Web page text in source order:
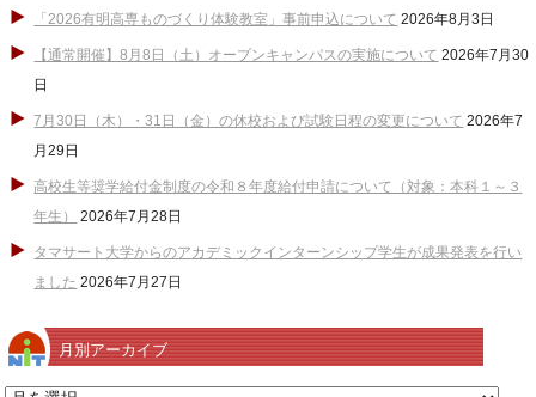
「2026有明高専ものづくり体験教室」事前申込について 2026年8月3日
【通常開催】8月8日（土）オープンキャンパスの実施について 2026年7月30
日
7月30日（木）・31日（金）の休校および試験日程の変更について 2026年7
月29日
高校生等奨学給付金制度の令和８年度給付申請について（対象：本科１～３
年生）
2026年7月28日
タマサート大学からのアカデミックインターンシップ学生が成果発表を行い
ました 2026年7月27日
月別アーカイブ